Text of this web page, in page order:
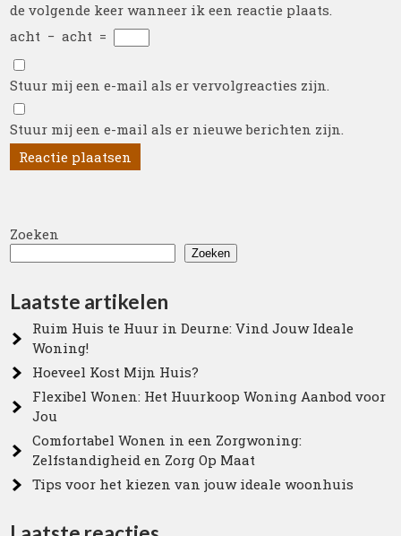
de volgende keer wanneer ik een reactie plaats.
acht − acht =
Stuur mij een e-mail als er vervolgreacties zijn.
Stuur mij een e-mail als er nieuwe berichten zijn.
Zoeken
Zoeken
Laatste artikelen
Ruim Huis te Huur in Deurne: Vind Jouw Ideale
Woning!
Hoeveel Kost Mijn Huis?
Flexibel Wonen: Het Huurkoop Woning Aanbod voor
Jou
Comfortabel Wonen in een Zorgwoning:
Zelfstandigheid en Zorg Op Maat
Tips voor het kiezen van jouw ideale woonhuis